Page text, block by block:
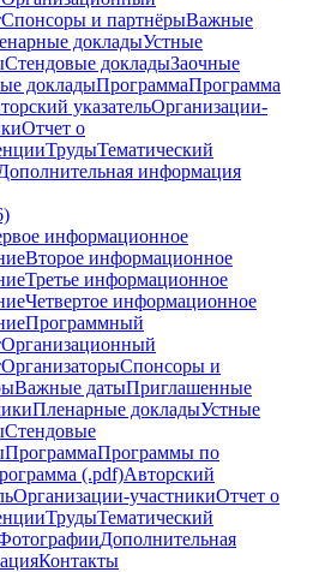
Спонсоры и партнёрыВажные
докладыУстные
Стендовые докладыЗаочные
докладыПрограммаПрограмма
указательОрганизации-
Отчет о
ТрудыТематический
информация
информационное
Второе информационное
Третье информационное
Четвертое информационное
Программный
Организационный
ОрганизаторыСпонсоры и
Важные датыПриглашенные
Пленарные докладыУстные
Стендовые
ПрограммаПрограммы по
(.pdf)Авторский
Организации-участникиОтчет о
ТрудыТематический
Дополнительная
Контакты